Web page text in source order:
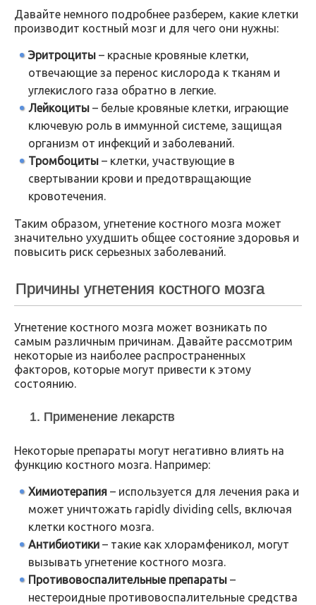
Давайте немного подробнее разберем, какие клетки
производит костный мозг и для чего они нужны:
Эритроциты – красные кровяные клетки,
отвечающие за перенос кислорода к тканям и
углекислого газа обратно в легкие.
Лейкоциты – белые кровяные клетки, играющие
ключевую роль в иммунной системе, защищая
организм от инфекций и заболеваний.
Тромбоциты – клетки, участвующие в
свертывании крови и предотвращающие
кровотечения.
Таким образом, угнетение костного мозга может
значительно ухудшить общее состояние здоровья и
повысить риск серьезных заболеваний.
Причины угнетения костного мозга
Угнетение костного мозга может возникать по
самым различным причинам. Давайте рассмотрим
некоторые из наиболее распространенных
факторов, которые могут привести к этому
состоянию.
1. Применение лекарств
Некоторые препараты могут негативно влиять на
функцию костного мозга. Например:
Химиотерапия – используется для лечения рака и
может уничтожать rapidly dividing cells, включая
клетки костного мозга.
Антибиотики – такие как хлорамфеникол, могут
вызывать угнетение костного мозга.
Противовоспалительные препараты –
нестероидные противовоспалительные средства